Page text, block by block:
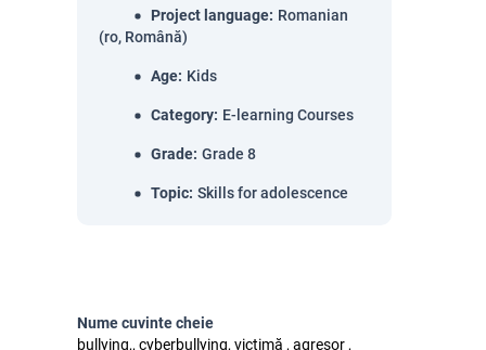
Project language: Romanian
(ro, Română)
Age: Kids
Category: E-learning Courses
Grade: Grade 8
Topic: Skills for adolescence
Nume cuvinte cheie
bullying,, cyberbullying, victimă , agresor ,